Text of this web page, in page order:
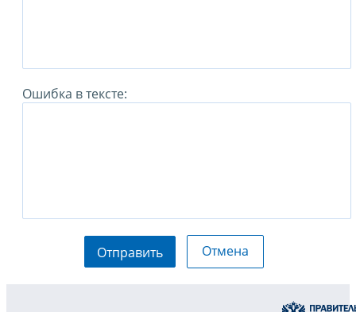
Ошибка в тексте:
Отправить Отмена